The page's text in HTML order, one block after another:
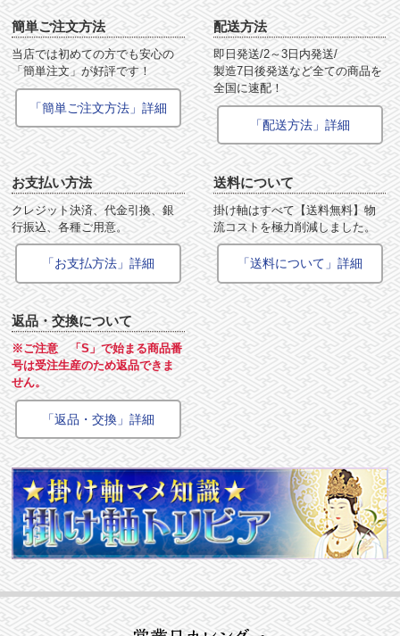
簡単ご注文方法
当店では初めての方でも安心の
「簡単注文」が好評です！
「簡単ご注文方法」詳細
配送方法
即日発送/2～3日内発送/
製造7日後発送など全ての商品を
全国に速配！
「配送方法」詳細
お支払い方法
クレジット決済、代金引換、銀
行振込、各種ご用意。
「お支払方法」詳細
送料について
掛け軸はすべて【送料無料】物
流コストを極力削減しました。
「送料について」詳細
返品・交換について
※ご注意 「S」で始まる商品番
号は受注生産のため返品できま
せん。
「返品・交換」詳細